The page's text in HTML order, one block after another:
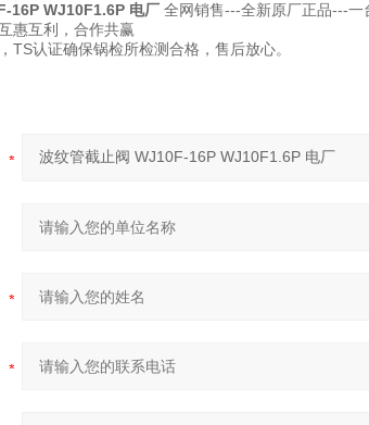
16P WJ10F1.6P 电厂 全网销售---全新原厂正品---一
惠互利，合作共赢
TS认证确保锅检所检测合格，售后放心。